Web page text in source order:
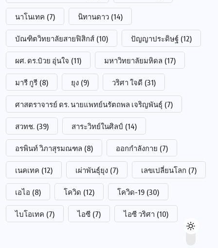
นาโนเทค (7) นิทานดาว (14)
บัณฑิตวิทยาลัยสายฟิสิกส์ (10) ปัญญาประดิษฐ์ (12)
ผศ. ดร.ป๋วย อุ่นใจ (11) มหาวิทยาลัยมหิดล (17)
มารี กูรี (8) ยุง (9) วริศา ใจดี (31)
ศาสตราจารย์ ดร. นายแพทย์นรัตถพล เจริญพันธุ์ (7)
สวทช. (39) สาระวิทย์ในศิลป์ (14)
อรพินท์ วิภาสุรมณฑล (8) ออกกำลังกาย (7)
เนคเทค (12) เผ่าพันธุ์ยุง (7) เลขเปลี่ยนโลก (7)
เอไอ (8) โควิด (12) โควิด-19 (30)
ไบโอเทค (7) ไอซี (7) ไอซี วริศา (10)